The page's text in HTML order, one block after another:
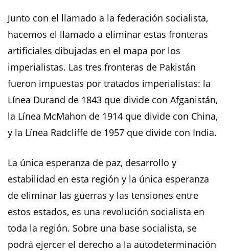
Junto con el llamado a la federación socialista,
hacemos el llamado a eliminar estas fronteras
artificiales dibujadas en el mapa por los
imperialistas. Las tres fronteras de Pakistán
fueron impuestas por tratados imperialistas: la
Línea Durand de 1843 que divide con Afganistán,
la Línea McMahon de 1914 que divide con China,
y la Línea Radcliffe de 1957 que divide con India.
La única esperanza de paz, desarrollo y
estabilidad en esta región y la única esperanza
de eliminar las guerras y las tensiones entre
estos estados, es una revolución socialista en
toda la región. Sobre una base socialista, se
podrá ejercer el derecho a la autodeterminación